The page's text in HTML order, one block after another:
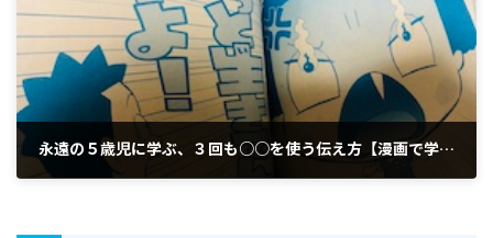
永遠の５歳児に学ぶ、３回も○○を使う伝え方【漫画で学ぶ伝えるチカラ】
2019年8月3日